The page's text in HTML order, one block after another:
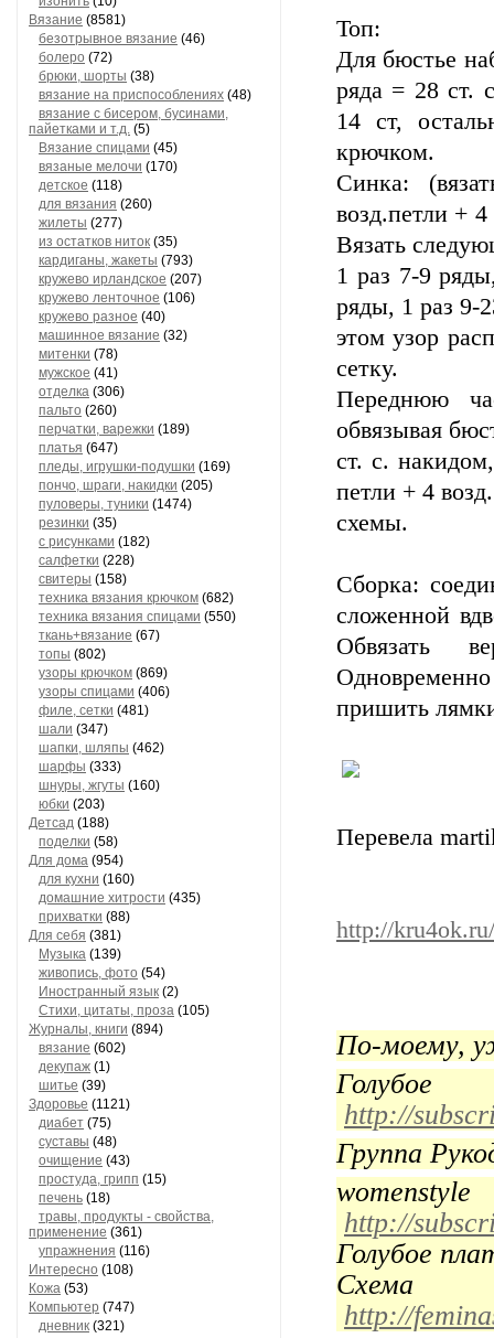
Вязание (8581)
безотрывное вязание (46)
болеро (72)
брюки, шорты (38)
вязание на приспособлениях (48)
вязание с бисером, бусинами,
пайетками и т.д. (5)
Вязание спицами (45)
вязаные мелочи (170)
детское (118)
для вязания (260)
жилеты (277)
из остатков ниток (35)
кардиганы, жакеты (793)
кружево ирландское (207)
кружево ленточное (106)
кружево разное (40)
машинное вязание (32)
митенки (78)
мужское (41)
отделка (306)
пальто (260)
перчатки, варежки (189)
платья (647)
пледы, игрушки-подушки (169)
пончо, шраги, накидки (205)
пуловеры, туники (1474)
резинки (35)
с рисунками (182)
салфетки (228)
свитеры (158)
техника вязания крючком (682)
техника вязания спицами (550)
ткань+вязание (67)
топы (802)
узоры крючком (869)
узоры спицами (406)
филе, сетки (481)
шали (347)
шапки, шляпы (462)
шарфы (333)
шнуры, жгуты (160)
юбки (203)
Детсад (188)
поделки (58)
Для дома (954)
для кухни (160)
домашние хитрости (435)
прихватки (88)
Для себя (381)
Музыка (139)
живопись, фото (54)
Иностранный язык (2)
Стихи, цитаты, проза (105)
Журналы, книги (894)
вязание (602)
декупаж (1)
шитье (39)
Здоровье (1121)
диабет (75)
суставы (48)
очищение (43)
простуда, грипп (15)
печень (18)
травы, продукты - свойства,
применение (361)
упражнения (116)
Интересно (108)
Кожа (53)
Компьютер (747)
дневник (321)
Топ:
Для бюстье
ряда = 28 ст.
14 ст,
крючком.
Синка:
возд.петли +
Вязать
1 раз 7-9
ряды, 1 раз 9-
этом узор
сетку.
Переднюю
обвязывая
ст. с.
петли + 4
схемы.
Сборка:
сложенной
Обвязать
пришить
Перевела
http://
По-моему,
http://
Группа
womenstyle
http://
Голубое
http://